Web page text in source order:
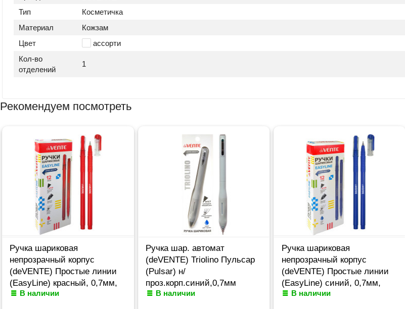
Тип
Косметичка
Материал
Кожзам
Цвет
ассорти
Кол-во
отделений
1
Рекомендуем посмотреть
Ручка шариковая
непрозрачный корпус
(deVENTE) Простые линии
(EasyLine) красный, 0,7мм,
игла красный корпус
В наличии
Ручка шар. автомат
(deVENTE) Triolino Пульсар
(Pulsar) н/
проз.корп.синий,0,7мм
арт.5070611 (Ст12)
В наличии
Ручка шариковая
непрозрачный корпус
(deVENTE) Простые линии
(EasyLine) синий, 0,7мм,
игла синий корпус
В наличии